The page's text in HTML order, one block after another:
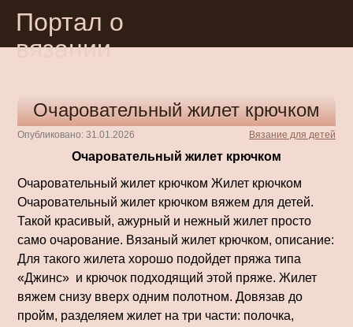
Портал о
вязании
Очаровательный жилет крючком
Опубликовано: 31.01.2026 Вязание для детей
Очаровательный жилет крючком
Очаровательный жилет крючком Жилет крючком
Очаровательный жилет крючком вяжем для детей.
Такой красивый, ажурный и нежный жилет просто
само очарование. Вязаный жилет крючком, описание:
Для такого жилета хорошо подойдет пряжа типа
«Джинс» и крючок подходящий этой пряже. Жилет
вяжем снизу вверх одним полотном. Довязав до
пройм, разделяем жилет на три части: полочка,